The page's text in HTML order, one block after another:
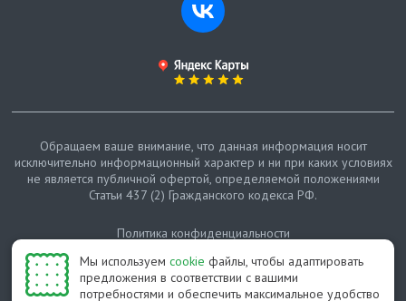
Мы используем cookie файлы, чтобы адаптировать
предложения в соответствии с вашими
потребностями и обеспечить максимальное удобство
Обращаем ваше внимание, что данная информация носит
исключительно информационный характер и ни при каких условиях
не является публичной офертой, определяемой положениями
Статьи 437 (2) Гражданского кодекса РФ.
Политика конфиденциальности
Карта сайта